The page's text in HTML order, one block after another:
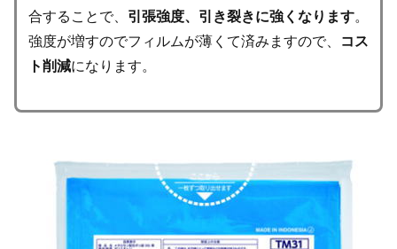
合することで、 引張強度、引き裂きに強くなります。
強度が増すのでフィルムが薄くて済みますので、
コス
ト削減になります。